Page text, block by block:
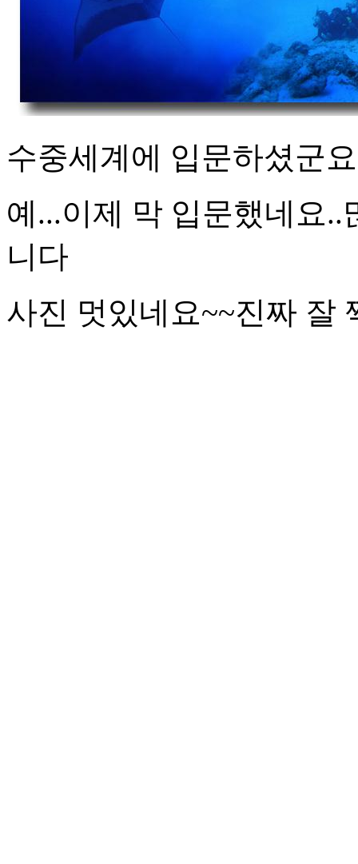
수중세계에 입문하셨군
예...이제 막 입문했네요
니다
사진 멋있네요~~진짜 잘